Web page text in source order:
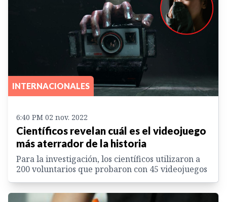
INTERNACIONALES
6:40 PM 02 nov. 2022
Científicos revelan cuál es el videojuego
más aterrador de la historia
Para la investigación, los científicos utilizaron a
200 voluntarios que probaron con 45 videojuegos